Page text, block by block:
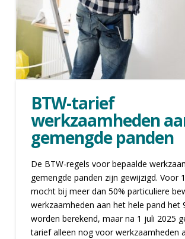
BTW-tarief
werkzaamheden
gemengde panden
De BTW-regels voor bepaalde
gemengde panden zijn gewijzigd. Voor
mocht bij meer dan 50% particuliere
werkzaamheden aan het hele pand het
worden berekend, maar na 1 juli 2025
tarief alleen nog voor werkzaamheden